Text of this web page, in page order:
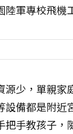
軍專校飛機
源少，單親
設備都是附
把手教孩子，